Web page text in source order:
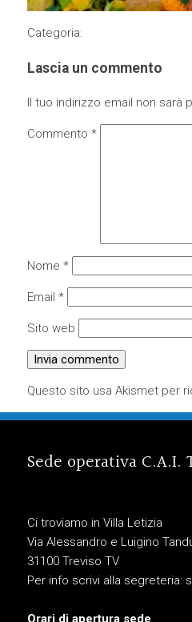
Categoria:
Lascia un commento
Il tuo indirizzo email non sarà
Commento *
Nome *
Email *
Sito web
Questo sito usa Akismet per
Sede operativa C.A.I.
Ci troviamo in Villa Letizia
Via Alessandro e Luigino
31100 Treviso TV
Per info scrivi alla segreteria:
Orari di apertura sede